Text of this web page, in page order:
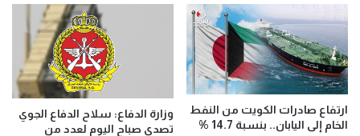
ارتفاع صادرات الكويت من النفط
الخام إلى اليابان.. بنسبة 14.7 %
وزارة الدفاع: سلاح الدفاع الجوي
تصدى صباح اليوم لعدد من